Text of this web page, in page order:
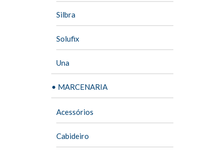
Silbra
Solufix
Una
• MARCENARIA
Acessórios
Cabideiro